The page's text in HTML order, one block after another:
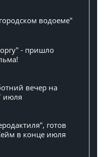
водоеме"
- пришло
вечер на
июля
готов
в конце июля